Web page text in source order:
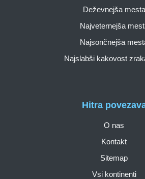
Hitra
O nas
Kontakt
Sitemap
Vsi kontinenti
Deževnejša mesta
Najveternejša
Najsončnejša
Najslabši kakovost